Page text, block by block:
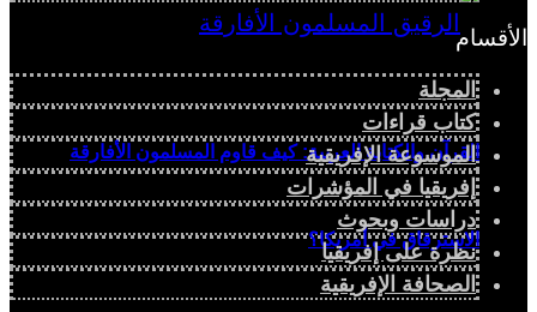
القرآن والكتابة العربية: كيف قاوم المسلمون الأفارقة
الاسترقاق في أمريكا؟
الأقسام
المجلة
كتاب قراءات
الموسوعة الإفريقية
إفريقيا في المؤشرات
دراسات وبحوث
نظرة على إفريقيا
الصحافة الإفريقية